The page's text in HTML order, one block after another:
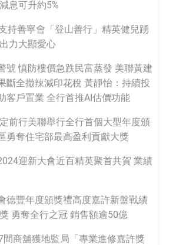
息可升約5%
持善寧會「登山善行」精英健兒踴
力大顯愛心
號 慎防樓價急跌民富蒸發 美聯黃建
斷全撤辣減印花稅 黃靜怡：持續投
客戶置業 全行首推AI估價功能
前行美聯舉行全行首個大型年度頒
勇奪住宅部最高盈利貢獻大獎
迎新大會近百精英聚首共賀 業績
德豐年度頒獎禮高度嘉許新盤戰績
勇奪全行之冠 銷售額逾50億
間商舖獲地監局「專業進修嘉許獎